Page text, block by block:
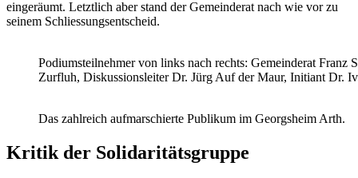
eingeräumt. Letztlich aber stand der Gemeinderat nach wie vor zu
seinem Schliessungsentscheid.
Podiumsteilnehmer von links nach rechts: Gemeinderat
Zurfluh, Diskussionsleiter Dr. Jürg Auf der Maur, Initiant Dr.
Das zahlreich aufmarschierte Publikum im Georgsheim Arth.
Kritik der Solidaritätsgruppe